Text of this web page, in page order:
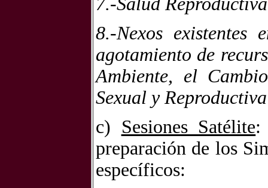
8.-Nexos
agotamiento de
Ambiente, el
Sexual y Reproductiva
c) Sesiones Satélite:
preparación de los
específicos: